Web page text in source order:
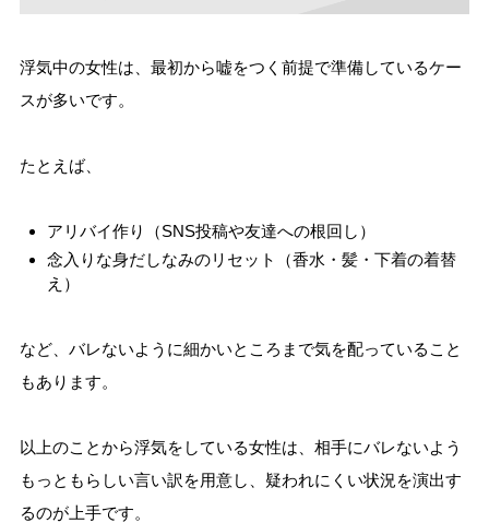
浮気中の女性は、最初から嘘をつく前提で準備しているケー
スが多いです。
たとえば、
アリバイ作り（SNS投稿や友達への根回し）
念入りな身だしなみのリセット（香水・髪・下着の着替
え）
など、バレないように細かいところまで気を配っていること
もあります。
以上のことから浮気をしている女性は、相手にバレないよう
もっともらしい言い訳を用意し、疑われにくい状況を演出す
るのが上手です。